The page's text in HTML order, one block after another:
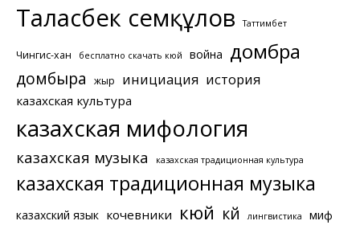
Таласбек Әсемқұлов Таттимбет
Чингис-хан бесплатно скачать кюй война домбра
домбыра жыр инициация история
казахская культура
казахская мифология
казахская музыка казахская традиционная культура
казахская традиционная музыка
казахский язык кочевники кюй күй лингвистика миф